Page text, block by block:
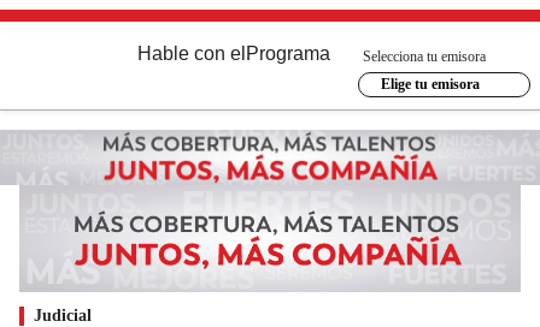
Hable con el Programa
Selecciona tu emisora
Elige tu emisora
Judicial